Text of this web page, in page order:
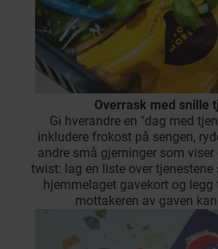
Overrask med snille
Gi hverandre en "dag med
inkludere frokost på sengen,
andre små gjerninger som
twist: lag en liste over
hjemmelaget gavekort og legg
mottakeren av gaven